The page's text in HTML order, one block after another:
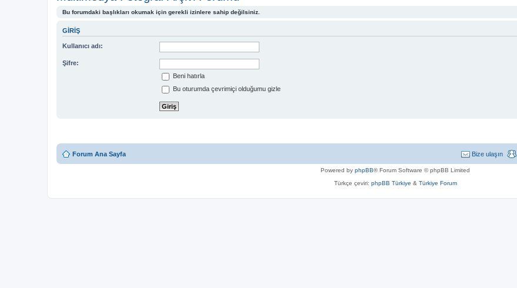
Bu forumdaki başlıkları okumak için gerekli izinlere sahip değilsiniz.
GIRIŞ
Kullanıcı adı:
Şifre:
Beni hatırla
Bu oturumda çevrimiçi olduğumu gizle
Forum Ana Sayfa Bize ulaşın
Powered by phpBB® Forum Software © phpBB Limited
Türkçe çeviri: phpBB Türkiye & Türkiye Forum